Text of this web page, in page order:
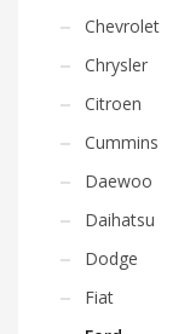
Chevrolet
Chrysler
Citroen
Cummins
Daewoo
Daihatsu
Dodge
Fiat